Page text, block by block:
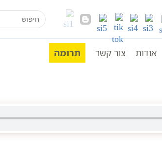
Search
for:
אודות צור קשר תרומה
הקבלה
חומש שמות
| לימוד קבלה